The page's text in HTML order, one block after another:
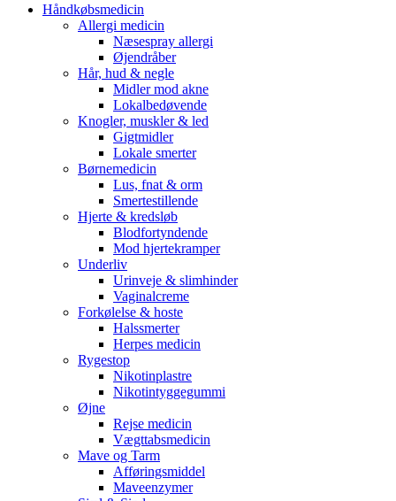
Håndkøbsmedicin
Allergi medicin
Næsespray allergi
Øjendråber
Hår, hud & negle
Midler mod akne
Lokalbedøvende
Knogler, muskler & led
Gigtmidler
Lokale smerter
Børnemedicin
Lus, fnat & orm
Smertestillende
Hjerte & kredsløb
Blodfortyndende
Mod hjertekramper
Underliv
Urinveje & slimhinder
Vaginalcreme
Forkølelse & hoste
Halssmerter
Herpes medicin
Rygestop
Nikotinplastre
Nikotintyggegummi
Øjne
Rejse medicin
Vægttabsmedicin
Mave og Tarm
Afføringsmiddel
Maveenzymer